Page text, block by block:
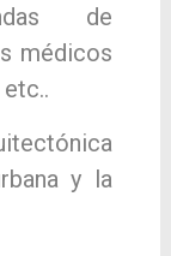
de
médicos
y la